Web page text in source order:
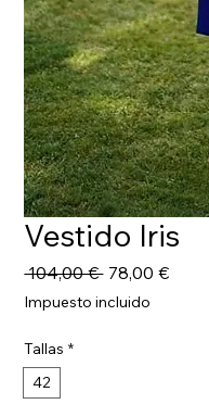
Vestido Iris
104,00 € Precio
78,00 €Precio
Impuesto incluido
Tallas *
42